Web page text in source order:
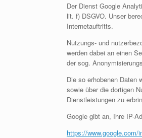
Der Dienst Google
lit. f) DSGVO. Unser
Internetauftritts.
Nutzungs- und
werden dabei an einen
der sog.
Die so erhobenen Daten
sowie über die dortigen
Dienstleistungen zu
Google gibt an, Ihre IP-
https://